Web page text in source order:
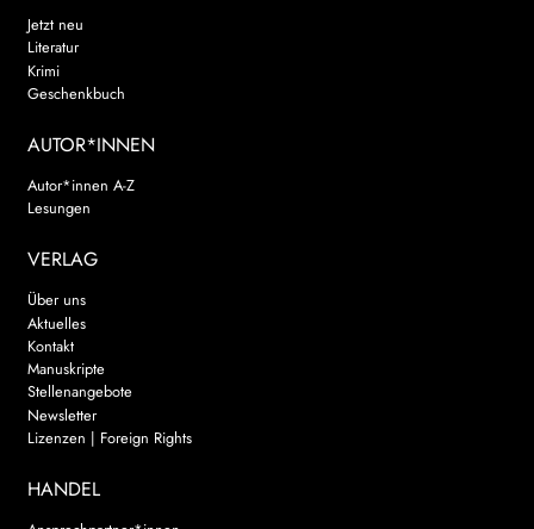
Jetzt neu
Literatur
Krimi
Geschenkbuch
AUTOR*INNEN
Autor*innen A-Z
Lesungen
VERLAG
Über uns
Aktuelles
Kontakt
Manuskripte
Stellenangebote
Newsletter
Lizenzen | Foreign Rights
HANDEL